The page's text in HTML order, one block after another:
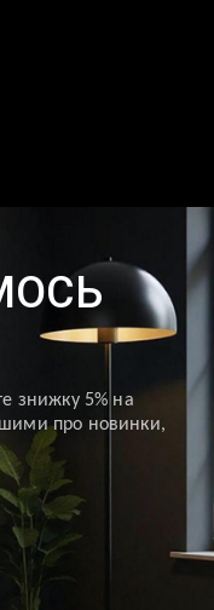
знижку 5% на
про новинки,